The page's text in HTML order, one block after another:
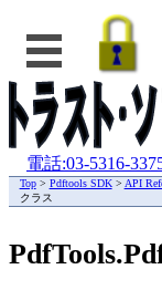
電話:03-5316-
Top> Pdftools SDK> API
クラス